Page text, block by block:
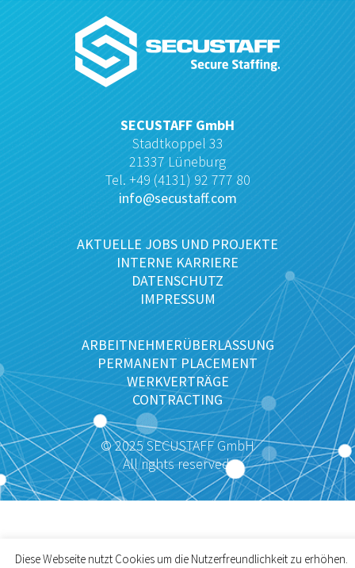
Diese Webseite nutzt Cookies um die Nutzerfreundlichkeit zu erhöhen.
SECUSTAFF GmbH
Stadtkoppel 33
21337 Lüneburg
Tel. +49 (4131) 92 777 80
info@secustaff.com
AKTUELLE JOBS UND PROJEKTE
INTERNE KARRIERE
DATENSCHUTZ
IMPRESSUM
ARBEITNEHMERÜBERLASSUNG
PERMANENT PLACEMENT
WERKVERTRÄGE
CONTRACTING
© 2025 SECUSTAFF GmbH
All rights reserved.